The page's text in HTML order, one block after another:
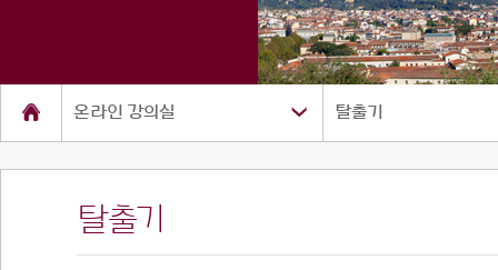
온라인 강의실 탈출기
탈출기